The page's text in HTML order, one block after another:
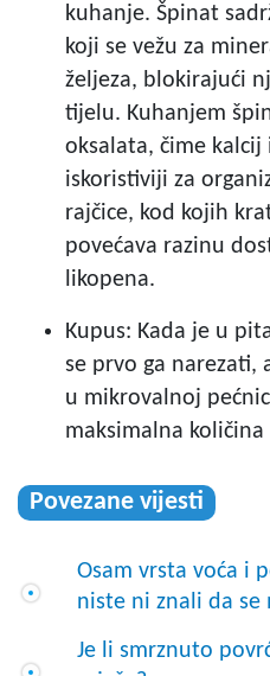
kuhanje. Špinat
koji se vežu za
željeza, blokirajući
tijelu. Kuhanjem
oksalata, čime
iskoristiviji za
rajčice, kod kojih
povećava razinu
likopena.
Kupus: Kada je u
se prvo ga narezati,
u mikrovalnoj
maksimalna
Povezane vijesti
Osam vrsta voća i
niste ni znali da se
Je li smrznuto